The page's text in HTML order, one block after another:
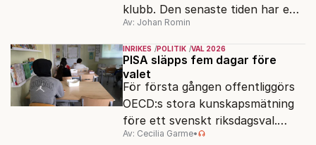
klubb. Den senaste tiden har en
rad svenska politiker bytt parti –
men varför, och vad skiljer
partiernas interna kulturer åt?
Av: Johan Romin
INRIKES POLITIK VAL 2026
PISA släpps fem dagar före
valet
För första gången offentliggörs
OECD:s stora kunskapsmätning
före ett svenskt riksdagsval.
Resultatet kan ge skolfrågan ny
Av: Cecilia Garme•